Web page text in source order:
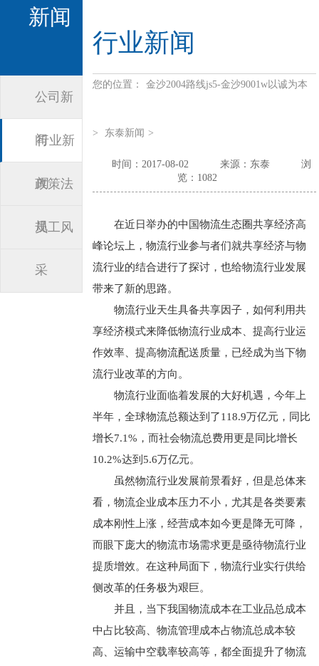
新闻
公司新
闻
行业新
闻
政策法
规
员工风
采
行业新闻
您的位置： 金沙2004路线js5-金沙9001w以诚为本
> 东泰新闻 >
时间：2017-08-02 来源：东泰
浏
览：1082
在近日举办的中国物流生态圈共享经济高
峰论坛上，物流行业参与者们就共享经济与物
流行业的结合进行了探讨，也给物流行业发展
带来了新的思路。
物流行业天生具备共享因子，如何利用共
享经济模式来降低物流行业成本、提高行业运
作效率、提高物流配送质量，已经成为当下物
流行业改革的方向。
物流行业面临着发展的大好机遇，今年上
半年，全球物流总额达到了118.9万亿元，同比
增长7.1%，而社会物流总费用更是同比增长
10.2%达到5.6万亿元。
虽然物流行业发展前景看好，但是总体来
看，物流企业成本压力不小，尤其是各类要素
成本刚性上涨，经营成本如今更是降无可降，
而眼下庞大的物流市场需求更是亟待物流行业
提质增效。在这种局面下，物流行业实行供给
侧改革的任务极为艰巨。
并且，当下我国物流成本在工业品总成本
中占比较高、物流管理成本占物流总成本较
高、运输中空载率较高等，都全面提升了物流